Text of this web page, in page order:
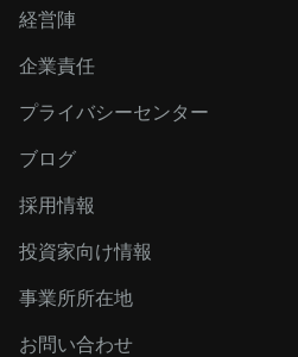
経営陣
企業責任
プライバシーセンター
ブログ
採用情報
投資家向け情報
事業所所在地
お問い合わせ